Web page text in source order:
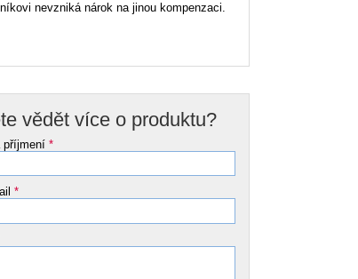
nevzniká nárok na jinou kompenzaci.
vědět více o produktu?
příjmení*
*